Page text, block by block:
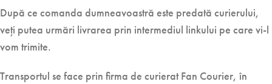
După ce comanda dumneavoastră este predată curierului,
veți putea urmări livrarea prin intermediul linkului pe care vi-l
vom trimite.
Transportul se face prin firma de curierat Fan Courier, în